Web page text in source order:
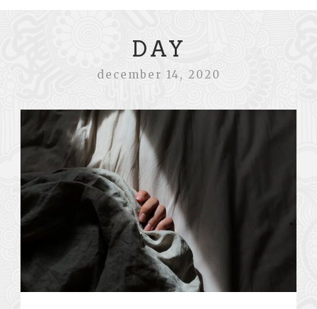
DAY
december 14, 2020